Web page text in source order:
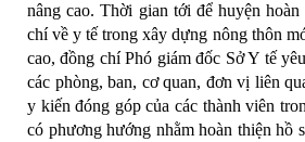
nâng cao. Thời gian tới để huyện
chí về y tế trong xây dựng nông thôn
cao, đồng chí Phó giám đốc Sở Y tế
các phòng, ban, cơ quan, đơn vị liên
y kiến đóng góp của các thành viên
có phương hướng nhằm hoàn thiện hồ